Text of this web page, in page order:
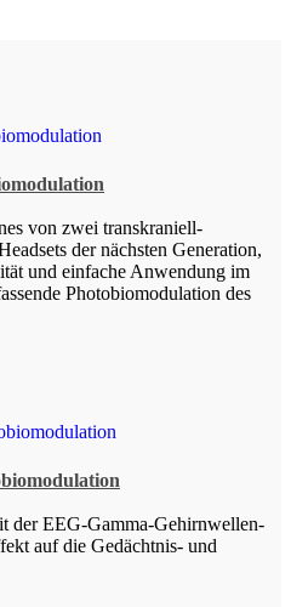
von zwei transkraniell-
der nächsten Generation,
und einfache Anwendung im
Photobiomodulation des
der EEG-Gamma-Gehirnwellen-
auf die Gedächtnis- und